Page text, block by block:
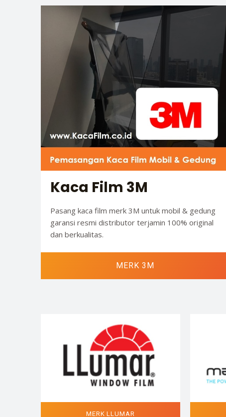
Kaca Film 3M
Pasang kaca film merk 3M untuk mobil & gedung
garansi resmi distributor terjamin 100% original
dan berkualitas.
MERK 3M
MERK LLUMAR